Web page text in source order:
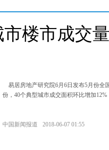
市楼市成交
易居房地产研究院6月6日发布5月份全
份，40个典型城市成交面积环比增加12%
中国新闻报道 2018-06-07 01:55